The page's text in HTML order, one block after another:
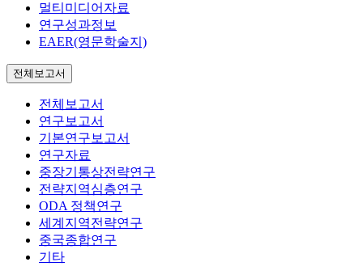
멀티미디어자료
연구성과정보
EAER(영문학술지)
전체보고서
전체보고서
연구보고서
기본연구보고서
연구자료
중장기통상전략연구
전략지역심층연구
ODA 정책연구
세계지역전략연구
중국종합연구
기타